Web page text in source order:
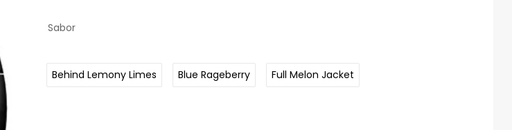
Sabor
Behind Lemony Limes Blue Rageberry Full Melon Jacket